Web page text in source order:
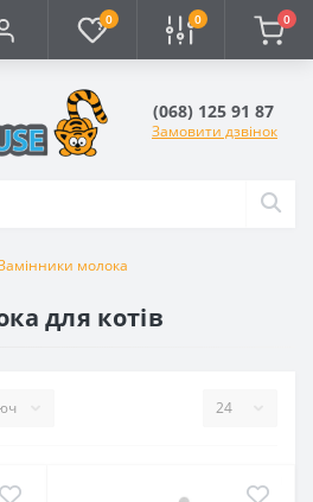
0 0 0
(068) 125 91 87
Замовити дзвінок
молока
для котів